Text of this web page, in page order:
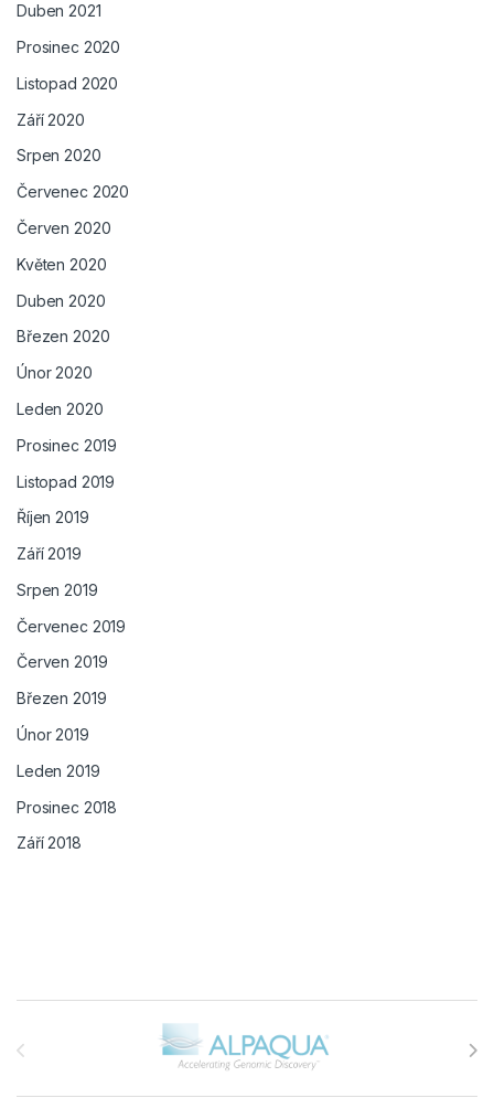
Duben 2021
Prosinec 2020
Listopad 2020
Září 2020
Srpen 2020
Červenec 2020
Červen 2020
Květen 2020
Duben 2020
Březen 2020
Únor 2020
Leden 2020
Prosinec 2019
Listopad 2019
Říjen 2019
Září 2019
Srpen 2019
Červenec 2019
Červen 2019
Březen 2019
Únor 2019
Leden 2019
Prosinec 2018
Září 2018
Brands Carousel